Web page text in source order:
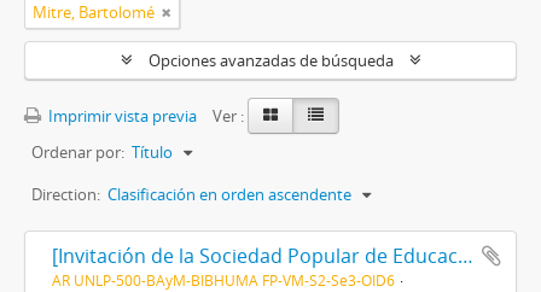
Mitre, Bartolomé
Opciones avanzadas de búsqueda
Imprimir vista previa
Ver :
Ordenar por: Título
Direction: Clasificación en orden ascendente
[Invitación de la Sociedad Popular de Educación a la conferencia en conmemoración del centenario del Gral. Mitre brindada por el prof. Víctor Mercante]
AR UNLP-500-BAyM-BIBHUMA FP-VM-S2-Se3-OID6